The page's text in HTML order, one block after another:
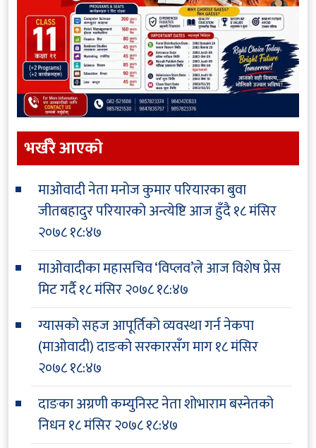
भर्खरै आएकाे
माओवादी नेता मनोज कुमार परियारका बुवा
जीतबहादुर परियारको अन्त्येष्टि आज हुँदै१८ मंसिर
२०७८ १८:४७
माओवादीका महासचिव ‘विप्लव’ले आज विशेष प्रेस
मिट गर्दै१८ मंसिर २०७८ १८:४७
ग्यासको सहज आपूर्तिको व्यवस्था गर्न नेकपा
(माओवादी) दाङको सरकारसँग माग१८ मंसिर
२०७८ १८:४७
दाङका अग्रणी कम्युनिस्ट नेता शोभाराम बस्नेतको
निधन१८ मंसिर २०७८ १८:४७